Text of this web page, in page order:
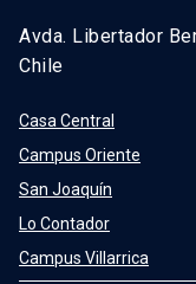
Avda. Libertador
Chile
Casa Central
Campus Oriente
San Joaquín
Lo Contador
Campus Villarrica